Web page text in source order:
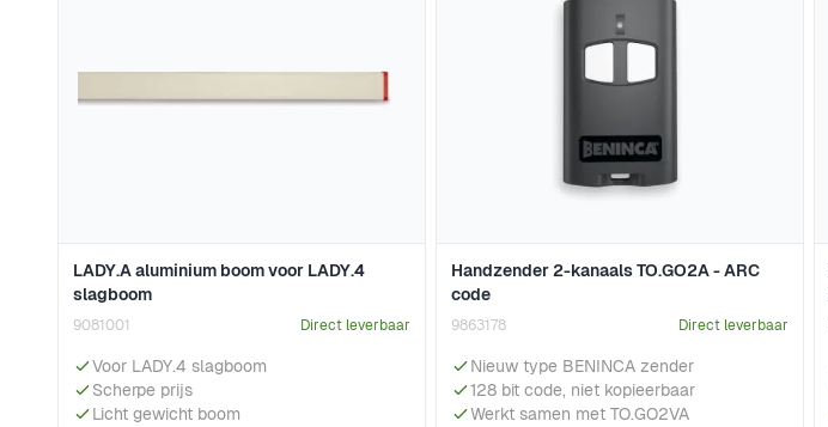
LADY.A aluminium boom voor LADY.4
slagboom
9081001 Direct leverbaar
Voor LADY.4 slagboom
Scherpe prijs
Licht gewicht boom
Handzender 2-kanaals TO.GO2A - ARC
code
9863178 Direct leverbaar
Nieuw type BENINCA zender
128 bit code, niet kopieerbaar
Werkt samen met TO.GO2VA